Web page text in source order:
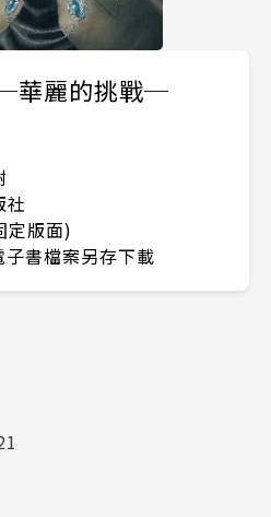
華麗的挑戰─
社
定版面)
子書檔案另存下載